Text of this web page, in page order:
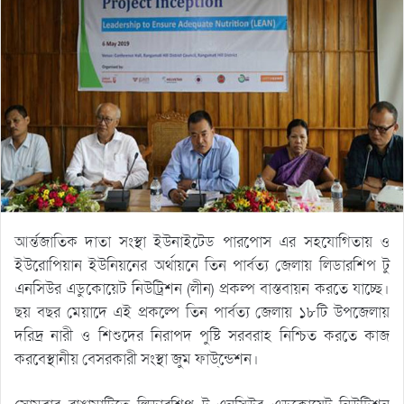
আর্ন্তজাতিক দাতা সংস্থা ইউনাইটেড পারপোস এর সহযোগিতায় ও
ইউরোপিয়ান ইউনিয়নের অর্থায়নে তিন পার্বত্য জেলায় লিডারশিপ টু
এনসিউর এডুকোয়েট নিউট্রিশন (লীন) প্রকল্প বাস্তবায়ন করতে যাচ্ছে।
ছয় বছর মেয়াদে এই প্রকল্পে তিন পার্বত্য জেলায় ১৮টি উপজেলায়
দরিদ্র নারী ও শিশুদের নিরাপদ পুষ্টি সরবরাহ নিশ্চিত করতে কাজ
করবেস্থানীয় বেসরকারী সংস্থা জুম ফাউ্ন্ডেশন।